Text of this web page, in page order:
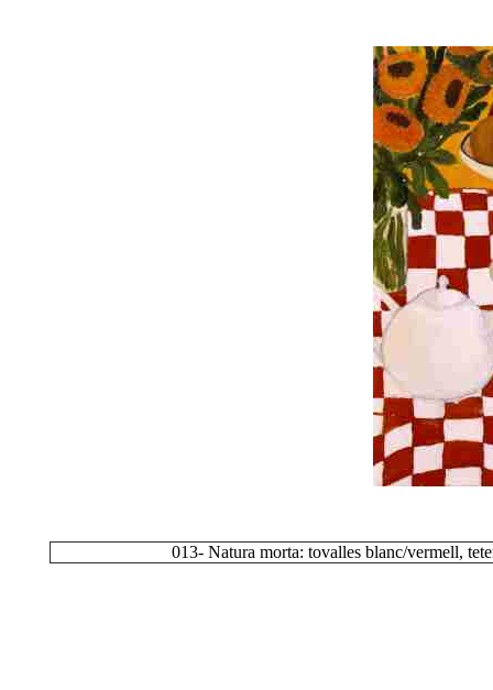
013- Natura morta: tovalles blanc/vermell,